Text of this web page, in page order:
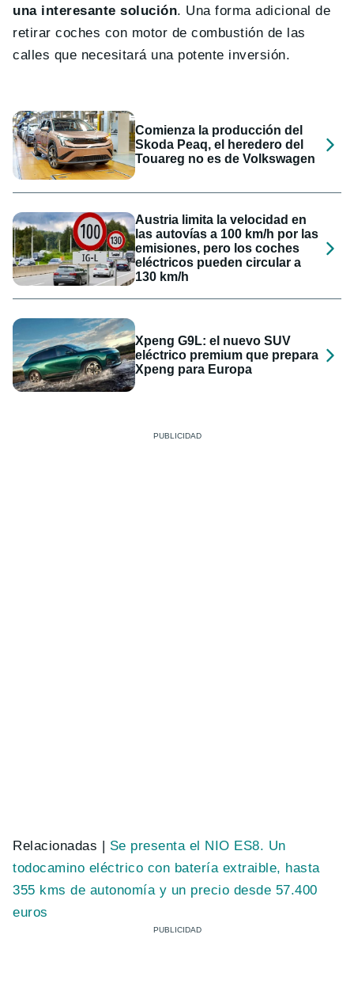
una interesante solución. Una forma adicional de
retirar coches con motor de combustión de las
calles que necesitará una potente inversión.
Comienza la producción del
Skoda Peaq, el heredero del
Touareg no es de Volkswagen
Austria limita la velocidad en
las autovías a 100 km/h por las
emisiones, pero los coches
eléctricos pueden circular a
130 km/h
Xpeng G9L: el nuevo SUV
eléctrico premium que prepara
Xpeng para Europa
Relacionadas | Se presenta el NIO ES8. Un
todocamino eléctrico con batería extraible, hasta
355 kms de autonomía y un precio desde 57.400
euros